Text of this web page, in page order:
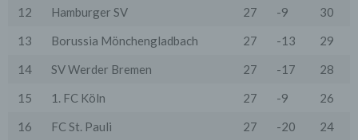
12
Hamburger SV 27 -9
30
13
Borussia Mönchengladbach 27 -13
29
14
SV Werder Bremen 27 -17
28
15
1. FC Köln 27 -9
26
16
FC St. Pauli 27 -20
24
Protokolldaten nachträglich zu überprüfen, wenn
aufgrund konkreter Anhaltspunkte der berechtigte
Verdacht einer rechtswidrigen Nutzung besteht.
5. Cookies & Reichweitenmessung
Cookies sind Informationen, die von unserem
Browser der Nutzer übertragen und dort für einen
von Cookies im Rahmen pseudonymer